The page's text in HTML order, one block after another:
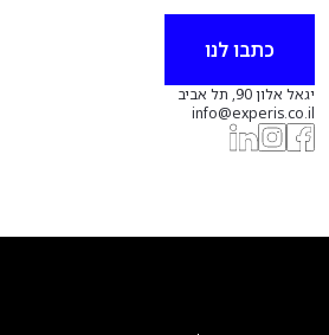
כתבו לנו
יגאל אלון 90, תל אביב
info@experis.co.il